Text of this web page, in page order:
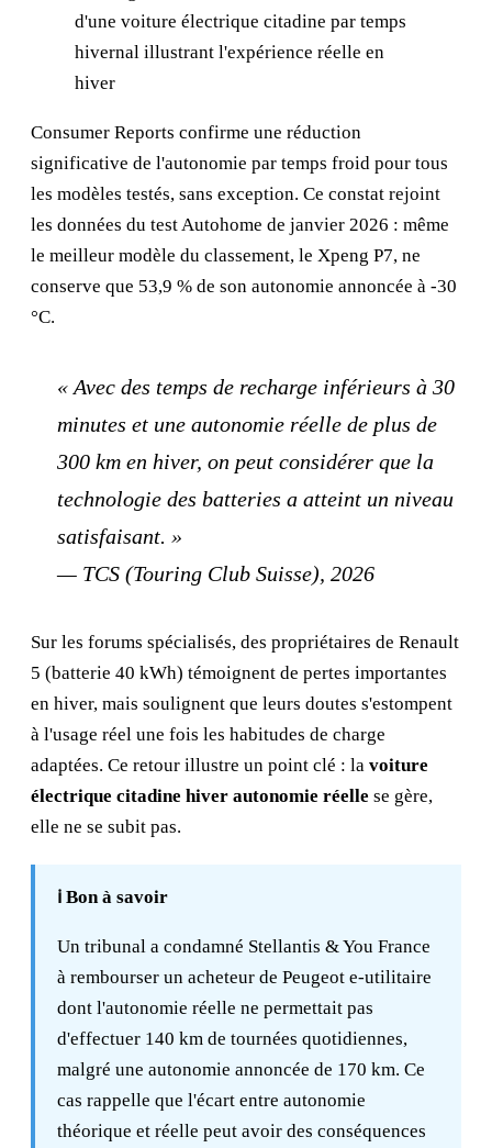
d'une voiture électrique citadine par temps
hivernal illustrant l'expérience réelle en
hiver
Consumer Reports confirme une réduction
significative de l'autonomie par temps froid pour tous
les modèles testés, sans exception. Ce constat rejoint
les données du test Autohome de janvier 2026 : même
le meilleur modèle du classement, le Xpeng P7, ne
conserve que 53,9 % de son autonomie annoncée à -30
°C.
« Avec des temps de recharge inférieurs à 30
minutes et une autonomie réelle de plus de
300 km en hiver, on peut considérer que la
technologie des batteries a atteint un niveau
satisfaisant. »
— TCS (Touring Club Suisse), 2026
Sur les forums spécialisés, des propriétaires de Renault
5 (batterie 40 kWh) témoignent de pertes importantes
en hiver, mais soulignent que leurs doutes s'estompent
à l'usage réel une fois les habitudes de charge
adaptées. Ce retour illustre un point clé : la voiture
électrique citadine hiver autonomie réelle se gère,
elle ne se subit pas.
ℹ️ Bon à savoir
Un tribunal a condamné Stellantis & You France
à rembourser un acheteur de Peugeot e-utilitaire
dont l'autonomie réelle ne permettait pas
d'effectuer 140 km de tournées quotidiennes,
malgré une autonomie annoncée de 170 km. Ce
cas rappelle que l'écart entre autonomie
théorique et réelle peut avoir des conséquences